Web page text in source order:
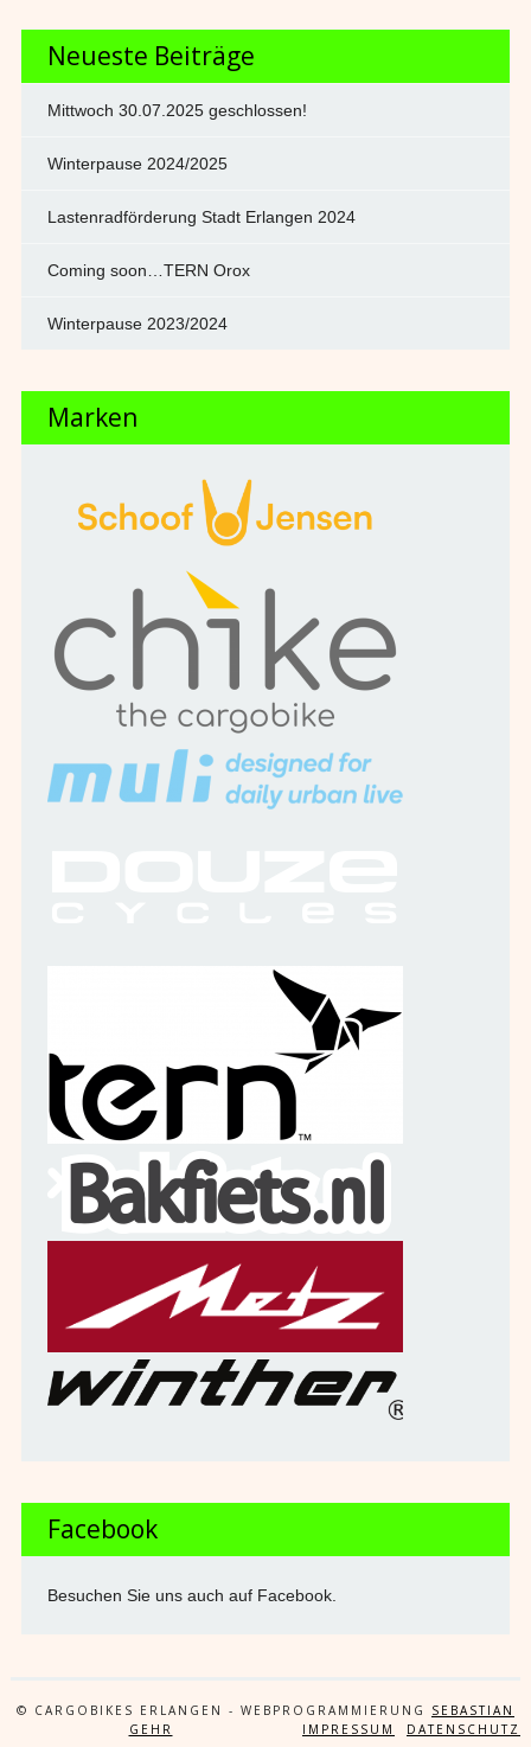
Neueste Beiträge
Mittwoch 30.07.2025 geschlossen!
Winterpause 2024/2025
Lastenradförderung Stadt Erlangen 2024
Coming soon…TERN Orox
Winterpause 2023/2024
Marken
Facebook
Besuchen Sie uns auch auf Facebook.
© CARGOBIKES ERLANGEN - WEBPROGRAMMIERUNG SEBASTIAN
GEHR
DATENSCHUTZ
IMPRESSUM